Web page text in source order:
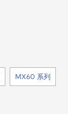
MX60 系列